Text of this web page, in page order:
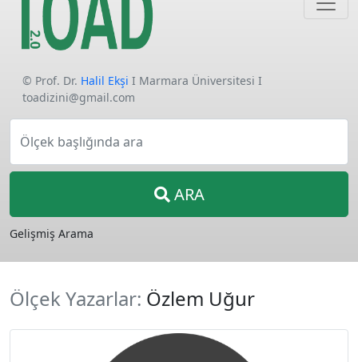
© Prof. Dr. Halil Ekşi I Marmara Üniversitesi I
toadizini@gmail.com
Ölçek başlığında ara
ARA
Gelişmiş Arama
Ölçek Yazarlar: Özlem Uğur